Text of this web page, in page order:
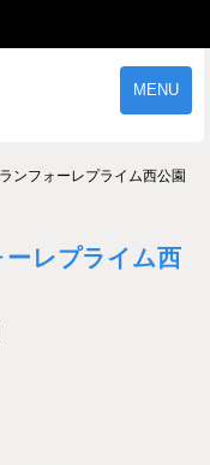
MENU
ご契約の流れ
ンフォーレプライム西公園
ーレプライム西